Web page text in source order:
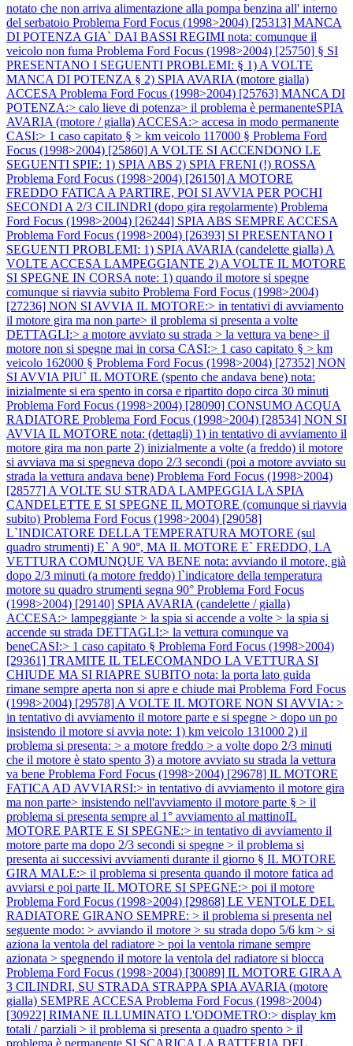
notato che non arriva alimentazione alla pompa benzina all' interno
del serbatoio Problema Ford Focus (1998>2004) [25313] MANCA
DI POTENZA GIA` DAI BASSI REGIMI nota: comunque il
veicolo non fuma Problema Ford Focus (1998>2004) [25750] § SI
PRESENTANO I SEGUENTI PROBLEMI: § 1) A VOLTE
MANCA DI POTENZA § 2) SPIA AVARIA (motore gialla)
ACCESA Problema Ford Focus (1998>2004) [25763] MANCA DI
POTENZA:> calo lieve di potenza> il problema è permanenteSPIA
AVARIA (motore / gialla) ACCESA:> accesa in modo permanente
CASI:> 1 caso capitato § > km veicolo 117000 § Problema Ford
Focus (1998>2004) [25860] A VOLTE SI ACCENDONO LE
SEGUENTI SPIE: 1) SPIA ABS 2) SPIA FRENI (!) ROSSA
Problema Ford Focus (1998>2004) [26150] A MOTORE
FREDDO FATICA A PARTIRE, POI SI AVVIA PER POCHI
SECONDI A 2/3 CILINDRI (dopo gira regolarmente) Problema
Ford Focus (1998>2004) [26244] SPIA ABS SEMPRE ACCESA
Problema Ford Focus (1998>2004) [26393] SI PRESENTANO I
SEGUENTI PROBLEMI: 1) SPIA AVARIA (candelette gialla) A
VOLTE ACCESA LAMPEGGIANTE 2) A VOLTE IL MOTORE
SI SPEGNE IN CORSA note: 1) quando il motore si spegne
comunque si riavvia subito Problema Ford Focus (1998>2004)
[27236] NON SI AVVIA IL MOTORE:> in tentativi di avviamento
il motore gira ma non parte> il problema si presenta a volte
DETTAGLI:> a motore avviato su strada > la vettura va bene> il
motore non si spegne mai in corsa CASI:> 1 caso capitato § > km
veicolo 162000 § Problema Ford Focus (1998>2004) [27352] NON
SI AVVIA PIU` IL MOTORE (spento che andava bene) nota:
inizialmente si era spento in corsa e ripartito dopo circa 30 minuti
Problema Ford Focus (1998>2004) [28090] CONSUMO ACQUA
RADIATORE Problema Ford Focus (1998>2004) [28534] NON SI
AVVIA IL MOTORE nota: (dettagli) 1) in tentativo di avviamento il
motore gira ma non parte 2) inizialmente a volte (a freddo) il motore
si avviava ma si spegneva dopo 2/3 secondi (poi a motore avviato su
strada la vettura andava bene) Problema Ford Focus (1998>2004)
[28577] A VOLTE SU STRADA LAMPEGGIA LA SPIA
CANDELETTE E SI SPEGNE IL MOTORE (comunque si riavvia
subito) Problema Ford Focus (1998>2004) [29058]
L`INDICATORE DELLA TEMPERATURA MOTORE (sul
quadro strumenti) E` A 90°, MA IL MOTORE E` FREDDO, LA
VETTURA COMUNQUE VA BENE nota: avviando il motore, già
dopo 2/3 minuti (a motore freddo) l`indicatore della temperatura
motore su quadro strumenti segna 90° Problema Ford Focus
(1998>2004) [29140] SPIA AVARIA (candelette / gialla)
ACCESA:> lampeggiante > la spia si accende a volte > la spia si
accende su strada DETTAGLI:> la vettura comunque va
beneCASI:> 1 caso capitato § Problema Ford Focus (1998>2004)
[29361] TRAMITE IL TELECOMANDO LA VETTURA SI
CHIUDE MA SI RIAPRE SUBITO nota: la porta lato guida
rimane sempre aperta non si apre e chiude mai Problema Ford Focus
(1998>2004) [29578] A VOLTE IL MOTORE NON SI AVVIA: >
in tentativo di avviamento il motore parte e si spegne > dopo un po
insistendo il motore si avvia note: 1) km veicolo 131000 2) il
problema si presenta: > a motore freddo > a volte dopo 2/3 minuti
che il motore è stato spento 3) a motore avviato su strada la vettura
va bene Problema Ford Focus (1998>2004) [29678] IL MOTORE
FATICA AD AVVIARSI:> in tentativo di avviamento il motore gira
ma non parte> insistendo nell'avviamento il motore parte § > il
problema si presenta sempre al 1° avviamento al mattinoIL
MOTORE PARTE E SI SPEGNE:> in tentativo di avviamento il
motore parte ma dopo 2/3 secondi si spegne > il problema si
presenta ai successivi avviamenti durante il giorno § IL MOTORE
GIRA MALE:> il problema si presenta quando il motore fatica ad
avviarsi e poi parte IL MOTORE SI SPEGNE:> poi il motore
Problema Ford Focus (1998>2004) [29868] LE VENTOLE DEL
RADIATORE GIRANO SEMPRE: > il problema si presenta nel
seguente modo: > avviando il motore > su strada dopo 5/6 km > si
aziona la ventola del radiatore > poi la ventola rimane sempre
azionata > spegnendo il motore la ventola del radiatore si blocca
Problema Ford Focus (1998>2004) [30089] IL MOTORE GIRA A
3 CILINDRI, SU STRADA STRAPPA SPIA AVARIA (motore
gialla) SEMPRE ACCESA Problema Ford Focus (1998>2004)
[30922] RIMANE ILLUMINATO L'ODOMETRO:> display km
totali / parziali > il problema si presenta a quadro spento > il
problema è permanente SI SCARICA LA BATTERIA DEL